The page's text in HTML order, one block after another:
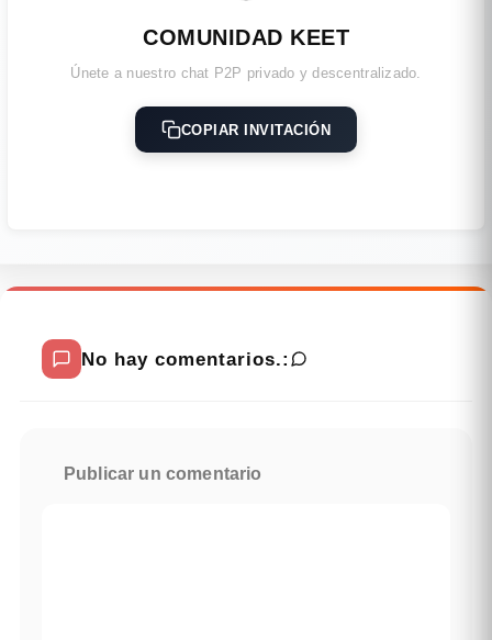
COMUNIDAD KEET
Únete a nuestro chat P2P privado y descentralizado.
COPIAR INVITACIÓN
No hay comentarios.:
Publicar un comentario